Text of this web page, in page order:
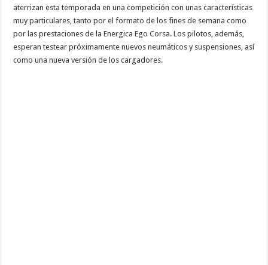
aterrizan esta temporada en una competición con unas características
muy particulares, tanto por el formato de los fines de semana como
por las prestaciones de la Energica Ego Corsa. Los pilotos, además,
esperan testear próximamente nuevos neumáticos y suspensiones, así
como una nueva versión de los cargadores.